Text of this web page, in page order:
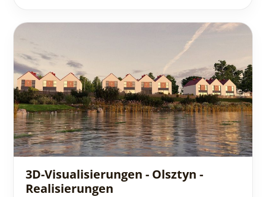
3D-Visualisierungen - Olsztyn -
Realisierungen